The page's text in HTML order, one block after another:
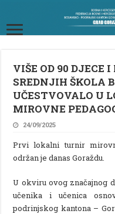
VIŠE OD 90 DJECE
SREDNJIH ŠKOLA
UČESTVOVALO U
MIROVNE
24/09/2025
Prvi lokalni turnir
održan je danas Goraždu.
U okviru ovog značajnog
učenika i učenica
podrinjskog kantona –